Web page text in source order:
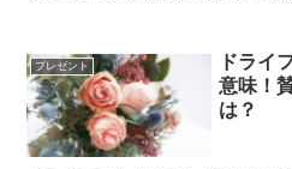
プレゼント
ドライ
意味！
は？